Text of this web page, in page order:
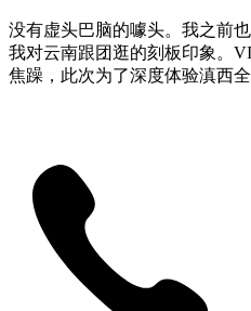
没有虚头巴脑的噱头。我之前
我对云南跟团逛的刻板印象。
焦躁，此次为了深度体验滇西